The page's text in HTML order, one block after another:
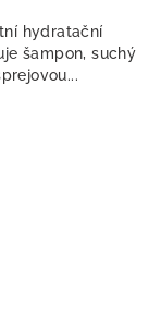
hydratační
šampon, suchý